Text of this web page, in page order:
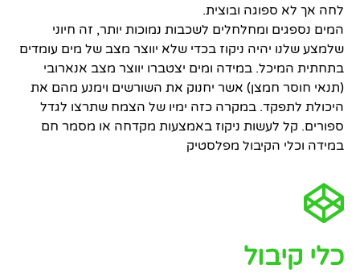
לחה אך לא ספוגה ובוצית.
המים נספגים ומחלחלים לשכבות נמוכות יותר, זה חיוני
שלמצע שלנו יהיה ניקוז בכדי שלא יווצר מצב של מים עומדים
בתחתית המיכל. במידה ומים יצטברו יווצר מצב אנארובי
(תנאי חוסר חמצן) אשר יחנוק את השורשים וימנע מהם את
היכולת לתפקד. במקרה כזה ימיו של הצמח שתרצו לגדל
ספורים. קל לעשות ניקוז באמצעות מקדחה או מסמר חם
במידה וכלי הקיבול מפלסטיק
כלי קיבול